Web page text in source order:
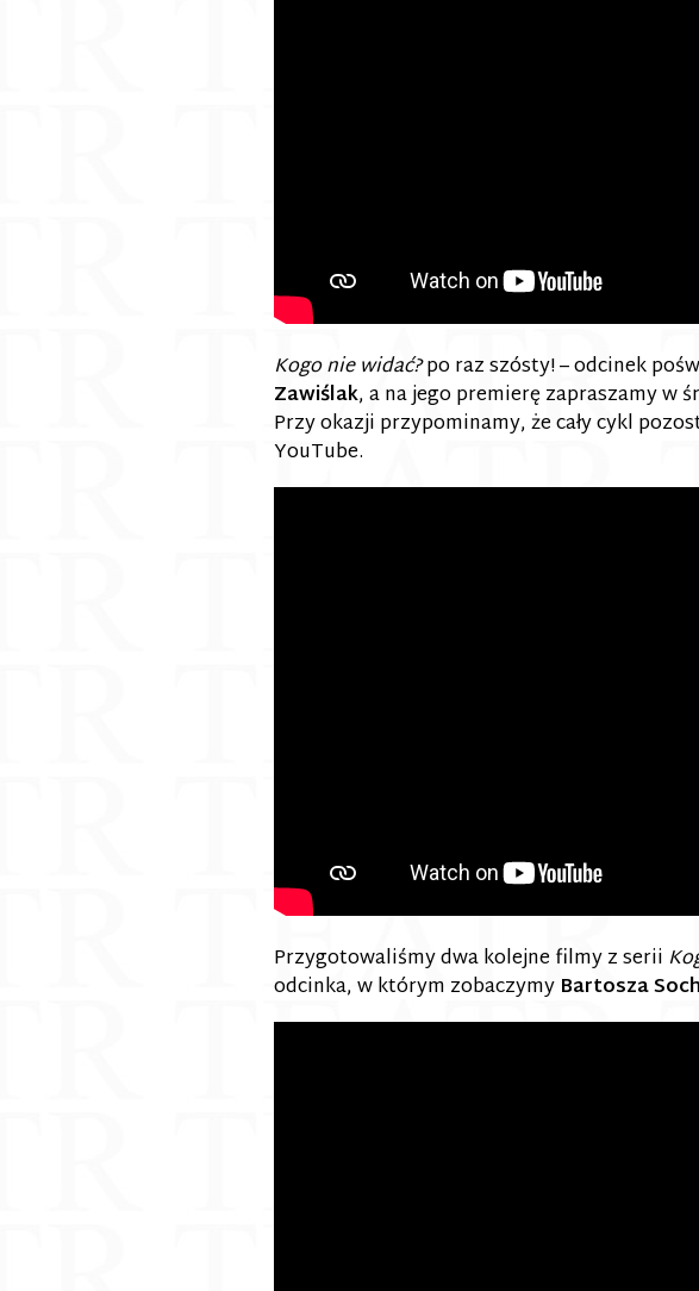
Kogo nie widać?po raz szósty! – odcinek
Zawiślak, a na jego premierę zapraszamy w
Przy okazji przypominamy, że cały cykl
YouTube.
Przygotowaliśmy dwa kolejne filmy z serii
odcinka, w którym zobaczymy Bartosza